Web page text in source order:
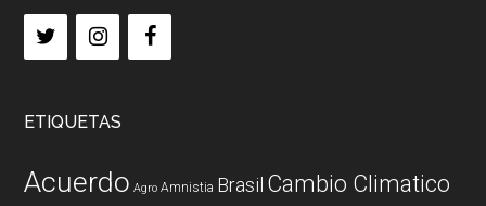
ETIQUETAS
Acuerdo Agro Amnistia Brasil Cambio Climatico